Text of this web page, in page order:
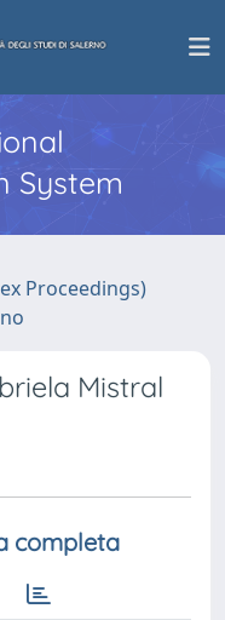
System
Proceedings)
Mistral
completa